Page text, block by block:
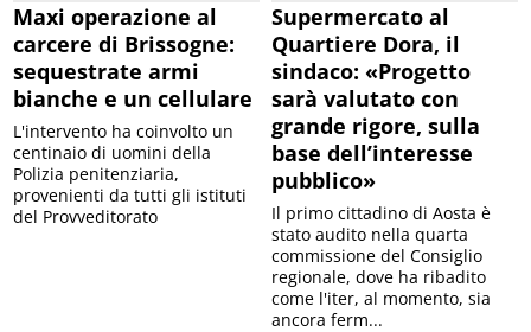
Maxi operazione al
carcere di Brissogne:
sequestrate armi
bianche e un cellulare
L'intervento ha coinvolto un
centinaio di uomini della
Polizia penitenziaria,
provenienti da tutti gli istituti
del Provveditorato
Supermercato al
Quartiere Dora, il
sindaco: «Progetto
sarà valutato con
grande rigore, sulla
base dell’interesse
pubblico»
Il primo cittadino di Aosta è
stato audito nella quarta
commissione del Consiglio
regionale, dove ha ribadito
come l'iter, al momento, sia
ancora ferm...